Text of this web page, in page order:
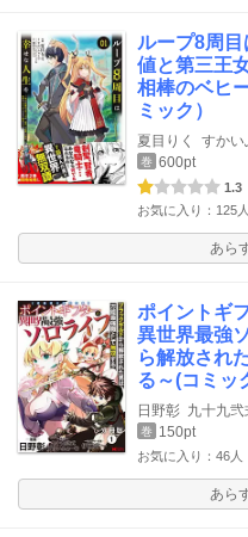
ループ8周
値と第三王
相棒のベヒ
ミック）
夏目りく すかい
巻 600pt
1.3
お気に入り：125人
あら
ポイントギ
異世界最強
ら解放され
る～(コミッ
日野彰 九十九弐
巻 150pt
お気に入り：46人
あら